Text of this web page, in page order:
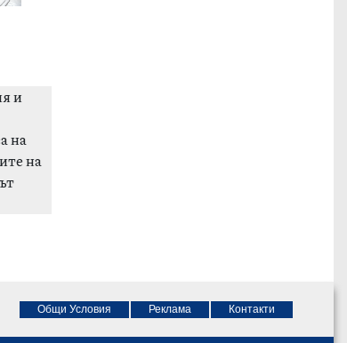
и
на
на
Общи Условия Реклама Контакти